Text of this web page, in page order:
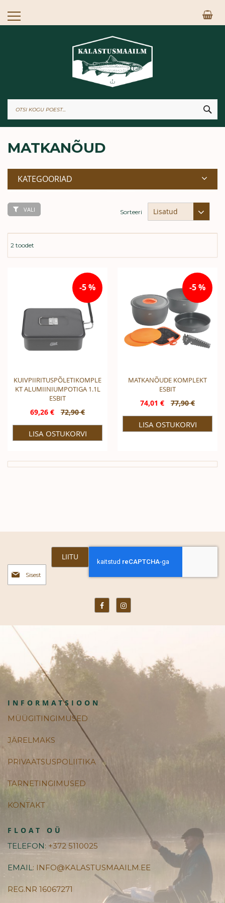
to
Content
MATKANÕUD
KATEGOORIAD
2 toodet
Sorteeri
-5 %
KUIVPIIRITUSPÕLETIKOMPLE
KT ALUMIINIUMPOTIGA 1.1L
ESBIT
Special
69,26 € 72,90 €
LISA OSTUKORVI
-5 %
MATKANÕUDE KOMPLEKT
ESBIT
Special
74,01 € 77,90 €
LISA OSTUKORVI
VALI
uudiskirjaga:
LIITU
INFORMATSIOON
MÜÜGITINGIMUSED
JÄRELMAKS
PRIVAATSUSPOLIITIKA
TARNETINGIMUSED
KONTAKT
FLOAT OÜ
TELEFON: +372 5110025
EMAIL: INFO@KALASTUSMAAILM.EE
REG.NR 16067271